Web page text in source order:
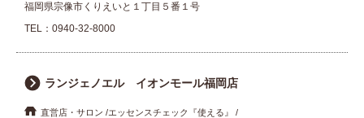
福岡県宗像市くりえいと１丁目５番１号
TEL： 0940-32-8000
ランジェノエル イオンモール福岡店
直営店・サロン
エッセンスチェック『使える』